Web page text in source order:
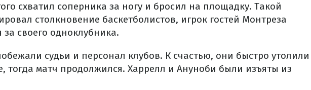
схватил соперника за ногу и бросил на площадку. Такой
столкновение баскетболистов, игрок гостей Монтреза
за своего одноклубника.
судьи и персонал клубов. К счастью, они быстро утолили
тогда матч продолжился. Харрелл и Ануноби были изъяты из